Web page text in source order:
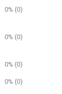
0% (0)
0% (0)
0% (0)
0% (0)